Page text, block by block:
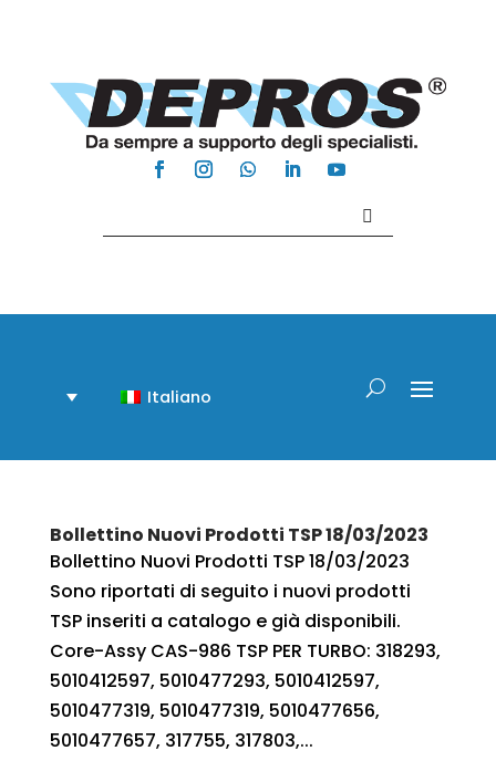
Italiano
Bollettino Nuovi Prodotti TSP 18/03/2023
Bollettino Nuovi Prodotti TSP 18/03/2023
Sono riportati di seguito i nuovi prodotti
TSP inseriti a catalogo e già disponibili.
Core-Assy CAS-986 TSP PER TURBO: 318293,
5010412597, 5010477293, 5010412597,
5010477319, 5010477319, 5010477656,
5010477657, 317755, 317803,...